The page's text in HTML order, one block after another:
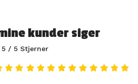
kunder siger
5 / 5 Stjerner